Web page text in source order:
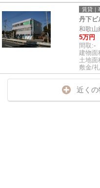
賃貸｜
丹下ビ
和歌山
5万円
間取:-
建物面
土地面
敷金/
近くの